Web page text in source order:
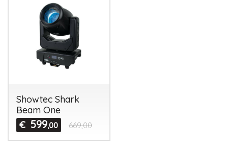
Showtec Shark
Beam One
€ 599,00 669,00